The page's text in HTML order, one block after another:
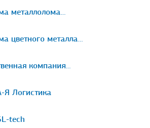
металлолома…
цветного металла…
компания…
Я Логистика
tech